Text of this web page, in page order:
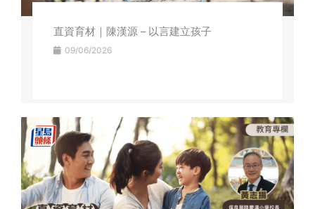
直資育材｜陳漢源 – 以言建立孩子
09/06/2026